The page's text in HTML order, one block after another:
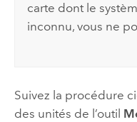
carte dont le
inconnu, vous ne
Suivez la procédure
des unités de l’outil